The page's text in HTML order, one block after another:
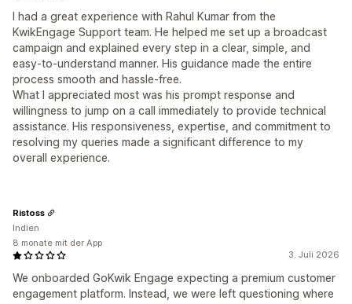
I had a great experience with Rahul Kumar from the
KwikEngage Support team. He helped me set up a broadcast
campaign and explained every step in a clear, simple, and
easy-to-understand manner. His guidance made the entire
process smooth and hassle-free.
What I appreciated most was his prompt response and
willingness to jump on a call immediately to provide technical
assistance. His responsiveness, expertise, and commitment to
resolving my queries made a significant difference to my
overall experience.
3. Juli 2026
We onboarded GoKwik Engage expecting a premium customer
engagement platform. Instead, we were left questioning where
Ristoss
Indien
8 monate mit der App